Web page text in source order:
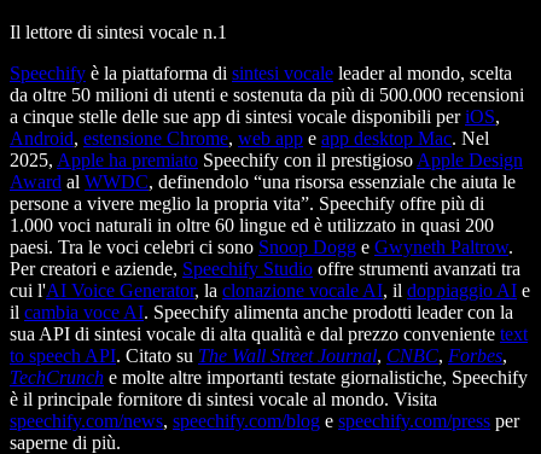
Il lettore di sintesi vocale n.1
Speechify è la piattaforma di sintesi vocale leader al mondo, scelta
da oltre 50 milioni di utenti e sostenuta da più di 500.000 recensioni
a cinque stelle delle sue app di sintesi vocale disponibili periOS,
Android, estensione Chrome, web app e app desktop Mac. Nel
2025, Apple ha premiato Speechify con il prestigioso Apple Design
Award al WWDC, definendolo “una risorsa essenziale che aiuta le
persone a vivere meglio la propria vita”. Speechify offre più di
1.000 voci naturali in oltre 60 lingue ed è utilizzato in quasi 200
paesi. Tra le voci celebri ci sono Snoop Dogg e Gwyneth Paltrow.
Per creatori e aziende, Speechify Studio offre strumenti avanzati tra
cui l'AI Voice Generator, la clonazione vocale AI, il doppiaggio AI e
il cambia voce AI. Speechify alimenta anche prodotti leader con la
sua API di sintesi vocale di alta qualità e dal prezzo conveniente text
to speech API. Citato su The Wall Street Journal, CNBC, Forbes,
TechCrunch e molte altre importanti testate giornalistiche, Speechify
è il principale fornitore di sintesi vocale al mondo. Visita
speechify.com/news, speechify.com/blog e speechify.com/press per
saperne di più.